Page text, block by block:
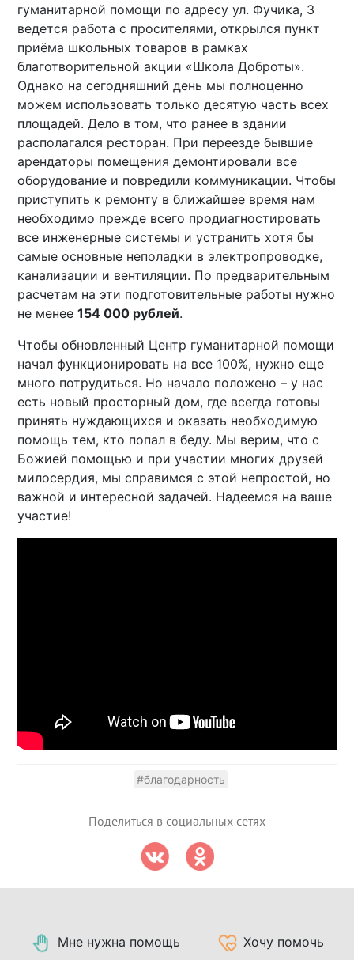
гуманитарной помощи по адресу ул. Фучика, 3
ведется работа с просителями, открылся пункт
приёма школьных товаров в рамках
благотворительной акции «Школа Доброты».
Однако на сегодняшний день мы полноценно
можем использовать только десятую часть всех
площадей. Дело в том, что ранее в здании
располагался ресторан. При переезде бывшие
арендаторы помещения демонтировали все
оборудование и повредили коммуникации. Чтобы
приступить к ремонту в ближайшее время нам
необходимо прежде всего продиагностировать
все инженерные системы и устранить хотя бы
самые основные неполадки в электропроводке,
канализации и вентиляции. По предварительным
расчетам на эти подготовительные работы нужно
не менее154 000 рублей.
Чтобы обновленный Центр гуманитарной помощи
начал функционировать на все 100%, нужно еще
много потрудиться. Но начало положено – у нас
есть новый просторный дом, где всегда готовы
принять нуждающихся и оказать необходимую
помощь тем, кто попал в беду. Мы верим, что с
Божией помощью и при участии многих друзей
милосердия, мы справимся с этой непростой, но
важной и интересной задачей. Надеемся на ваше
участие!
#благодарность
Поделиться в социальных сетях
Мне нужна помощь Хочу помочь